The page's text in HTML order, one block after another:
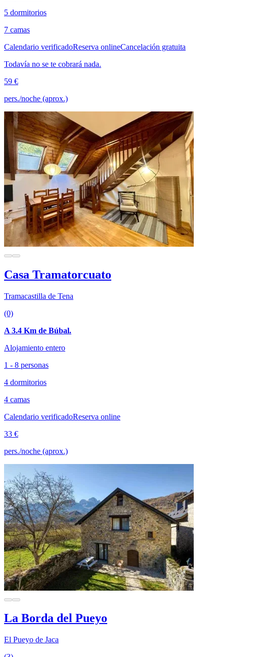
5 dormitorios
7 camas
Calendario verificadoReserva onlineCancelación gratuita
Todavía no se te cobrará nada.
59 €
pers./noche (aprox.)
Casa Tramatorcuato
Tramacastilla de Tena
(0)
A 3.4 Km de Búbal.
Alojamiento entero
1 - 8 personas
4 dormitorios
4 camas
Calendario verificadoReserva online
33 €
pers./noche (aprox.)
La Borda del Pueyo
El Pueyo de Jaca